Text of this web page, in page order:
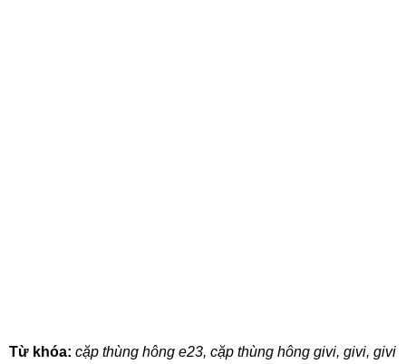
Từ khóa: cặp thùng hông e23, cặp thùng hông givi, givi, givi